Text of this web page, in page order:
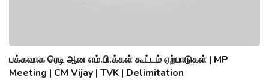
பக்கவாக ரெடி ஆன எம்.பி.க்கள் கூட்டம் ஏற்பாடுகள் | MP
Meeting | CM Vijay | TVK | Delimitation